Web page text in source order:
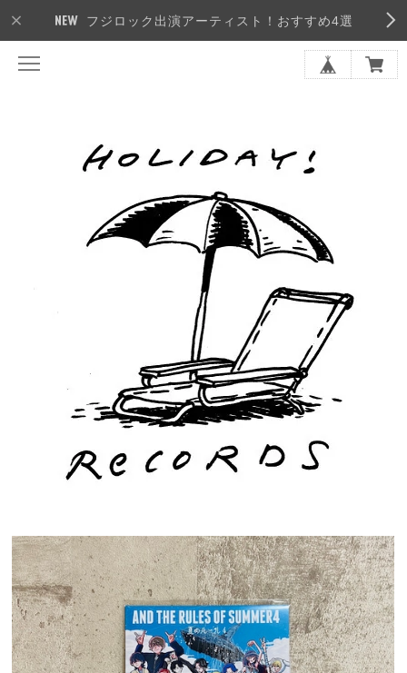
フジロック出演アーティスト！おすすめ4選